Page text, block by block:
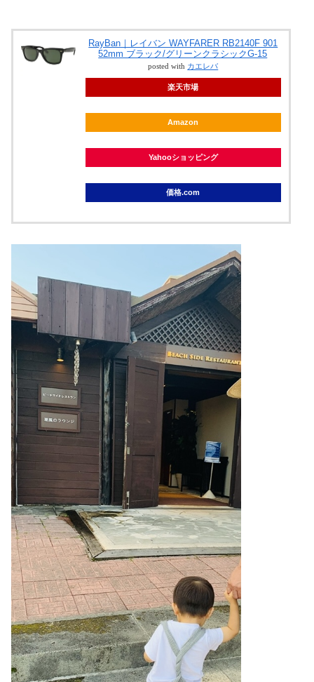
RayBan｜レイバン WAYFARER RB2140F 901
52mm ブラック/グリーンクラシックG-15
posted with カエレバ
楽天市場
Amazon
Yahooショッピング
価格.com